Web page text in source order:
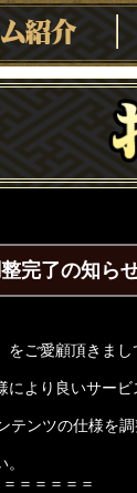
完了の知ら
ご愛顧頂きまし
より良いサービ
ンツの仕様を調
＝＝＝＝＝